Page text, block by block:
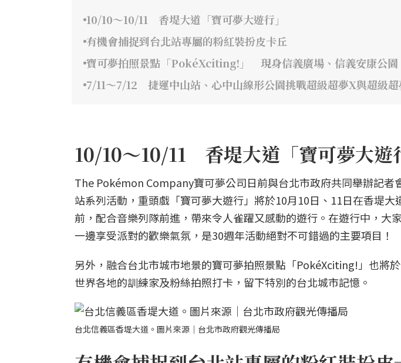
10/10～10/11 香堤大道「寶可夢大遊行」
有機會捕捉到台北站專屬的粉紅裝扮皮卡丘
寶可夢拍照景點「PokéXciting!」 現身信義廣場、信義安康公園
7/11～7/12 捷運中山站、心中山線形公園挑戰超級超夢X與超級
10/10～10/11 香堤大道「寶可夢大遊
The Pokémon Company寶可夢公司日前與台北市政府共同舉辦記者
站系列活動，重頭戲「寶可夢大遊行」將於10月10日、11日在香堤
前，配合音樂列隊前進，帶來令人雀躍又感動的遊行。在遊行中，大
一邊享受派對的歡樂氣氛，是30週年活動絕對不可錯過的主要項目！
另外，融合台北市城市地景的寶可夢拍照景點「PokéXciting!」也將
世界各地的訓練家及粉絲拍照打卡，留下特別的台北城市記憶。
台北信義區香堤大道。圖片來源｜台北市政府觀光傳播局